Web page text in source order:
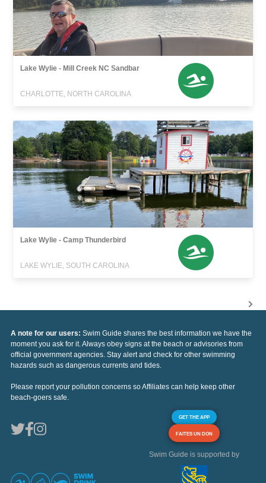
Lake Wylie - Mill Creek NC Sandbar
CHARLOTTE, NORTH CAROLINA
Lake Wylie - Camp Thunderbird
LAKE WYLIE, SOUTH CAROLINA
A note for our users: Swim Guide shares the best information we have the
moment you ask for it. Always obey signs at the beach or advisories from
official government agencies. Stay alert and check for other swimming
hazards such as dangerous currents and tides.
Please report your pollution concerns so Affiliates can help keep other
beach-goers safe.
GET THE APP
FAITES UN DON
Swim Guide is supported by